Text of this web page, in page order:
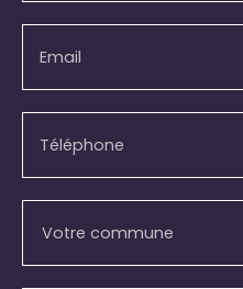
Email
Téléphone
Votre commune